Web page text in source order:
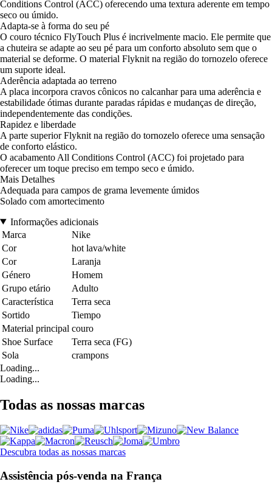
Conditions Control (ACC) oferecendo uma textura aderente em tempo
seco ou úmido.
Adapta-se à forma do seu pé
O couro técnico FlyTouch Plus é incrivelmente macio. Ele permite que
a chuteira se adapte ao seu pé para um conforto absoluto sem que o
material se deforme. O material Flyknit na região do tornozelo oferece
um suporte ideal.
Aderência adaptada ao terreno
A placa incorpora cravos cônicos no calcanhar para uma aderência e
estabilidade ótimas durante paradas rápidas e mudanças de direção,
independentemente das condições.
Rapidez e liberdade
A parte superior Flyknit na região do tornozelo oferece uma sensação
de conforto elástico.
O acabamento All Conditions Control (ACC) foi projetado para
oferecer um toque preciso em tempo seco e úmido.
Mais Detalhes
Adequada para campos de grama levemente úmidos
Solado com amortecimento
Informações adicionais
Marca
Nike
Cor
hot lava/white
Cor
Laranja
Género
Homem
Grupo etário
Adulto
Característica
Terra seca
Sortido
Tiempo
Material principal couro
Shoe Surface
Terra seca (FG)
Sola
crampons
Loading...
Loading...
Todas as nossas marcas
Descubra todas as nossas marcas
Assistência pós-venda na França